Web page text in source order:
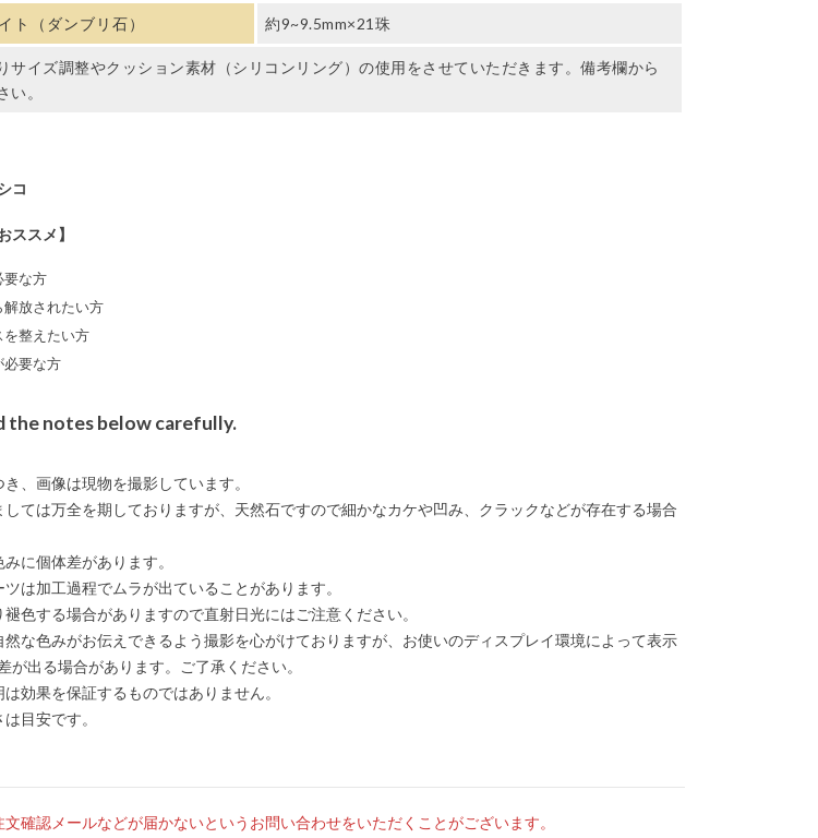
ト（ダンブリ石） 約9~9.5mm×21珠
サイズ調整やクッション素材（シリコンリング）の使用をさせていただきます。備考欄から
い。
コ
ススメ】
要な方
解放されたい方
整えたい方
必要な方
the notes below carefully.
、画像は現物を撮影しています。
ては万全を期しておりますが、天然石ですので細かなカケや凹み、クラックなどが存在する場合
に個体差があります。
は加工過程でムラが出ていることがあります。
色する場合がありますので直射日光にはご注意ください。
然な色みがお伝えできるよう撮影を心がけておりますが、お使いのディスプレイ環境によって表示
が出る場合があります。ご了承ください。
効果を保証するものではありません。
目安です。
確認メールなどが届かないというお問い合わせをいただくことがございます。